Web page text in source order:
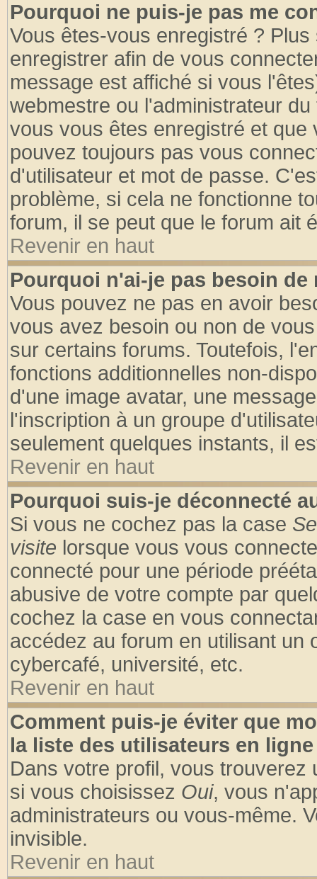
Pourquoi ne puis-je pas me
Vous êtes-vous enregistré ?
enregistrer afin de vous
message est affiché si vous
webmestre ou l'administrateur
vous vous êtes enregistré et
pouvez toujours pas vous
d'utilisateur et mot de passe.
problème, si cela ne fonctionne
forum, il se peut que le forum ait
Revenir en haut
Pourquoi n'ai-je pas besoin de
Vous pouvez ne pas en avoir
vous avez besoin ou non de
sur certains forums. Toutefois,
fonctions additionnelles non-
d'une image avatar, une
l'inscription à un groupe
seulement quelques instants, il
Revenir en haut
Pourquoi suis-je déconnecté
Si vous ne cochez pas la case
visite lorsque vous vous
connecté pour une période
abusive de votre compte par
cochez la case en vous
accédez au forum en utilisant un
cybercafé, université, etc.
Revenir en haut
Comment puis-je éviter que
la liste des utilisateurs en
Dans votre profil, vous trouverez
si vous choisissez Oui, vous
administrateurs ou vous-même.
invisible.
Revenir en haut